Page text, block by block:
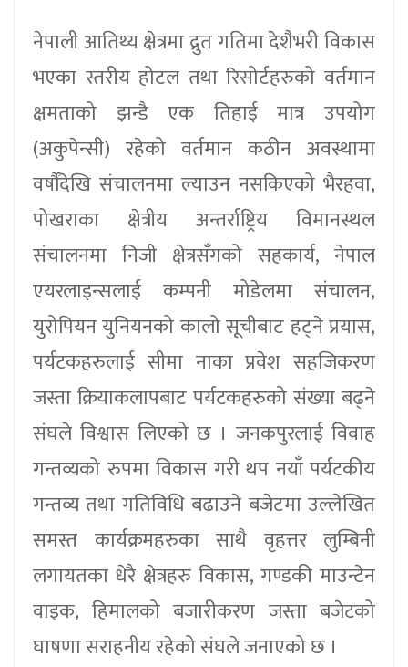
नेपाली आतिथ्य क्षेत्रमा द्रुत गतिमा देशैभरी विकास
भएका स्तरीय होटल तथा रिसोर्टहरुको वर्तमान
क्षमताको झन्डै एक तिहाई मात्र उपयोग
(अकुपेन्सी) रहेको वर्तमान कठीन अवस्थामा
वर्षौंदेखि संचालनमा ल्याउन नसकिएको भैरहवा,
पोखराका क्षेत्रीय अन्तर्राष्ट्रिय विमानस्थल
संचालनमा निजी क्षेत्रसँगको सहकार्य, नेपाल
एयरलाइन्सलाई कम्पनी मोडेलमा संचालन,
युरोपियन युनियनको कालो सूचीबाट हट्ने प्रयास,
पर्यटकहरुलाई सीमा नाका प्रवेश सहजिकरण
जस्ता क्रियाकलापबाट पर्यटकहरुको संख्या बढ्ने
संघले विश्वास लिएको छ । जनकपुरलाई विवाह
गन्तव्यको रुपमा विकास गरी थप नयाँ पर्यटकीय
गन्तव्य तथा गतिविधि बढाउने बजेटमा उल्लेखित
समस्त कार्यक्रमहरुका साथै वृहत्तर लुम्बिनी
लगायतका धेरै क्षेत्रहरु विकास, गण्डकी माउन्टेन
वाइक, हिमालको बजारीकरण जस्ता बजेटको
घाषणा सराहनीय रहेको संघले जनाएको छ ।